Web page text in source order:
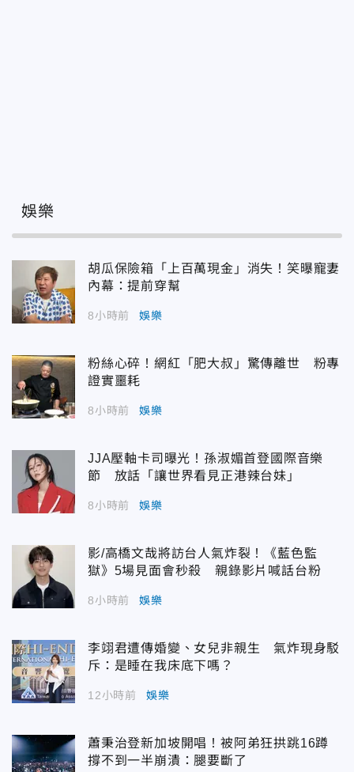
娛樂
胡瓜保險箱「上百萬現金」消失！笑曝寵妻
內幕：提前穿幫
8小時前 娛樂
粉絲心碎！網紅「肥大叔」驚傳離世 粉專
證實噩耗
8小時前 娛樂
JJA壓軸卡司曝光！孫淑媚首登國際音樂
節 放話「讓世界看見正港辣台妹」
8小時前 娛樂
影/高橋文哉將訪台人氣炸裂！《藍色監
獄》5場見面會秒殺 親錄影片喊話台粉
8小時前 娛樂
李翊君遭傳婚變、女兒非親生 氣炸現身駁
斥：是睡在我床底下嗎？
12小時前 娛樂
蕭秉治登新加坡開唱！被阿弟狂拱跳16蹲
撐不到一半崩潰：腿要斷了